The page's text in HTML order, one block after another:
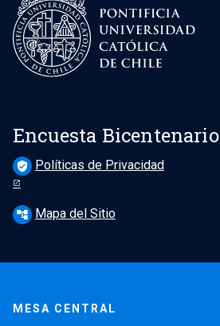
Encuesta Bicentenario
verified_user Políticas de Privacidad
account_tree Mapa del Sitio
MESA CENTRAL